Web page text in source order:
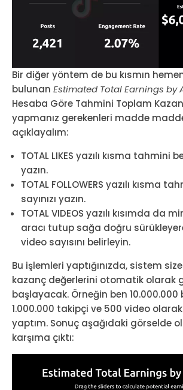
Bir diğer yöntem de bu kısmın
bulunan Estimated Total Earnings by
Hesaba Göre Tahmini Toplam
yapmanız gerekenleri madde
açıklayalım:
TOTAL LIKES yazılı kısma tahmini
yazın.
TOTAL FOLLOWERS yazılı kısma
sayınızı yazın.
TOTAL VIDEOS yazılı kısımda da
aracı tutup sağa doğru
video sayısını belirleyin.
Bu işlemleri yaptığınızda, sistem
kazanç değerlerini otomatik olarak
başlayacak. Örneğin ben 10.000.000
1.000.000 takipçi ve 500 video
yaptım. Sonuç aşağıdaki görselde
karşıma çıktı: